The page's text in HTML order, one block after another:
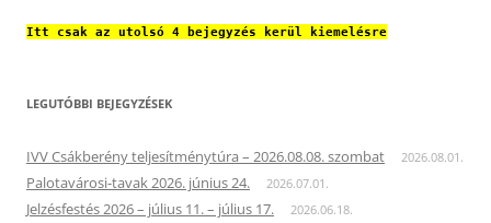
Itt csak az utolsó 4 bejegyzés kerül kiemelésre
LEGUTÓBBI BEJEGYZÉSEK
IVV Csákberény teljesítménytúra – 2026.08.08. szombat 2026.08.01.
Palotavárosi-tavak 2026. június 24. 2026.07.01.
Jelzésfestés 2026 – július 11. – július 17. 2026.06.18.